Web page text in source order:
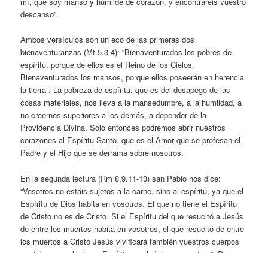
descanso”.
Ambos versículos son un eco de las primeras dos
bienaventuranzas (Mt 5,3-4): “Bienaventurados los pobres de
espíritu, porque de ellos es el Reino de los Cielos.
Bienaventurados los mansos, porque ellos poseerán en herencia
la tierra”. La pobreza de espíritu, que es del desapego de las
cosas materiales, nos lleva a la mansedumbre, a la humildad, a
no creernos superiores a los demás, a depender de la
Providencia Divina. Solo entonces podremos abrir nuestros
corazones al Espíritu Santo, que es el Amor que se profesan el
Padre y el Hijo que se derrama sobre nosotros.
En la segunda lectura (Rm 8,9.11-13) san Pablo nos dice:
“Vosotros no estáis sujetos a la carne, sino al espíritu, ya que el
Espíritu de Dios habita en vosotros. El que no tiene el Espíritu
de Cristo no es de Cristo. Si el Espíritu del que resucitó a Jesús
de entre los muertos habita en vosotros, el que resucitó de entre
los muertos a Cristo Jesús vivificará también vuestros cuerpos